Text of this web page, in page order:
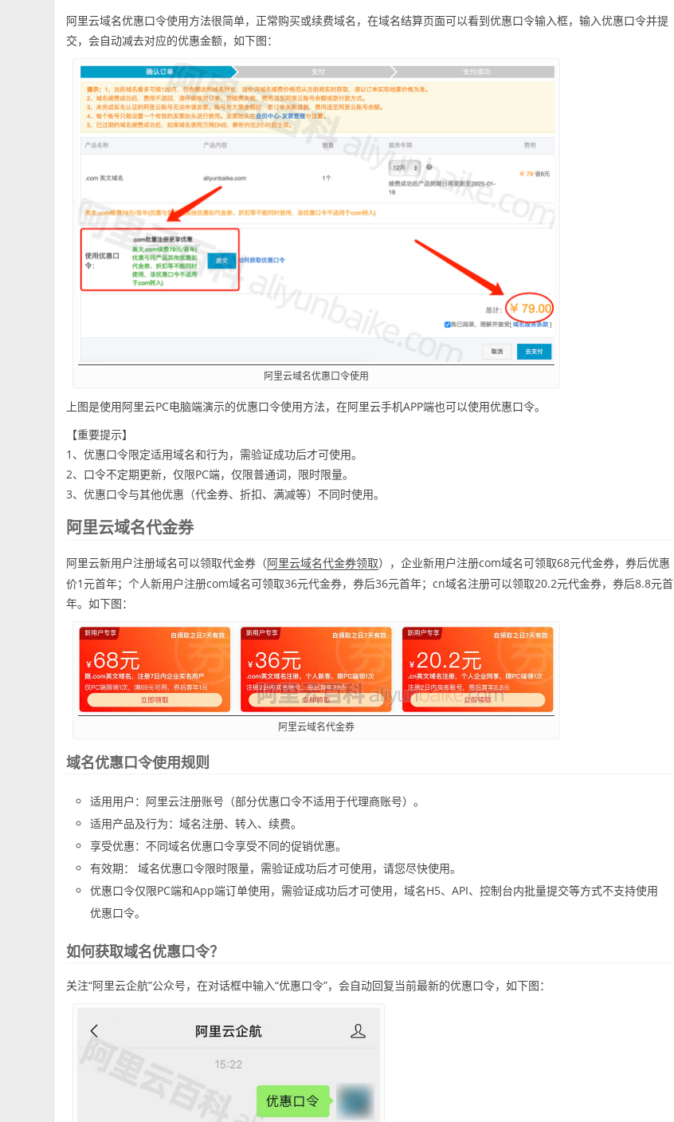
阿里云域名优惠口令使用方法很简单，正常购买或续费域名，在域名结算页面可以看到优惠口令输入框，输入优惠口令并提
交，会自动减去对应的优惠金额，如下图：
阿里云域名优惠口令使用
上图是使用阿里云PC电脑端演示的优惠口令使用方法，在阿里云手机APP端也可以使用优惠口令。
【重要提示】
1、优惠口令限定适用域名和行为，需验证成功后才可使用。
2、口令不定期更新，仅限PC端，仅限普通词，限时限量。
3、优惠口令与其他优惠（代金券、折扣、满减等）不同时使用。
阿里云域名代金券
阿里云新用户注册域名可以领取代金券（阿里云域名代金券领取），企业新用户注册com域名可领取68元代金券，券后优惠
价1元首年；个人新用户注册com域名可领取36元代金券，券后36元首年；cn域名注册可以领取20.2元代金券，券后8.8元首
年。如下图：
阿里云域名代金券
域名优惠口令使用规则
适用用户：阿里云注册账号（部分优惠口令不适用于代理商账号）。
适用产品及行为：域名注册、转入、续费。
享受优惠：不同域名优惠口令享受不同的促销优惠。
有效期： 域名优惠口令限时限量，需验证成功后才可使用，请您尽快使用。
优惠口令仅限PC端和App端订单使用，需验证成功后才可使用，域名H5、API、控制台内批量提交等方式不支持使用
优惠口令。
如何获取域名优惠口令？
关注“阿里云企航”公众号，在对话框中输入“优惠口令”，会自动回复当前最新的优惠口令，如下图：